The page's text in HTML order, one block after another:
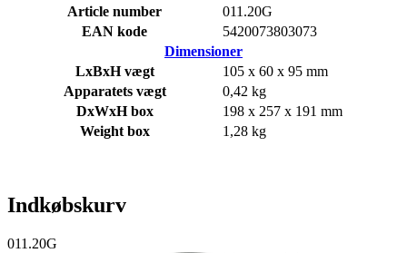
Article number
011.20G
EAN kode
5420073803073
Dimensioner
LxBxH vægt
105 x 60 x 95 mm
Apparatets vægt
0,42 kg
DxWxH box
198 x 257 x 191 mm
Weight box
1,28 kg
Indkøbskurv
011.20G